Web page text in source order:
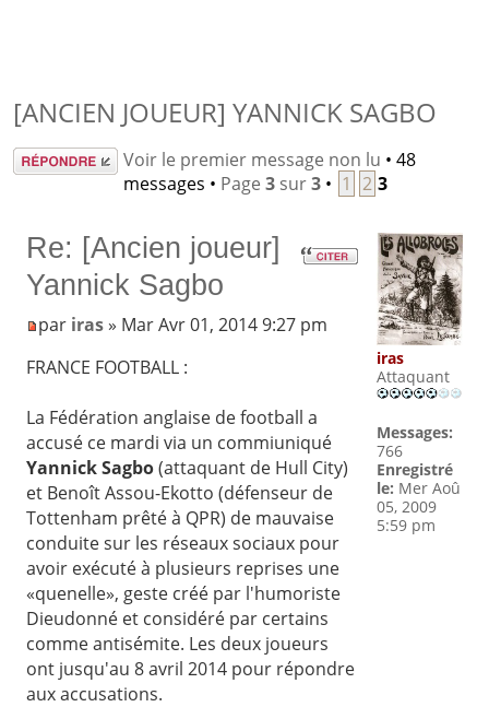
[ANCIEN JOUEUR] YANNICK SAGBO
Répondre Voir le premier message non lu • 48
messages • Page 3sur3• 1 2 3
Re: [Ancien joueur]
Yannick Sagbo
par iras» Mar Avr 01, 2014 9:27 pm
FRANCE FOOTBALL :
La Fédération anglaise de football a
accusé ce mardi via un commiuniqué
Yannick Sagbo(attaquant de Hull City)
et Benoît Assou-Ekotto (défenseur de
Tottenham prêté à QPR) de mauvaise
conduite sur les réseaux sociaux pour
avoir exécuté à plusieurs reprises une
«quenelle», geste créé par l'humoriste
Dieudonné et considéré par certains
comme antisémite. Les deux joueurs
ont jusqu'au 8 avril 2014 pour répondre
aux accusations.
iras
Attaquant
Messages:
766
Enregistré
le: Mer Aoû
05, 2009
5:59 pm